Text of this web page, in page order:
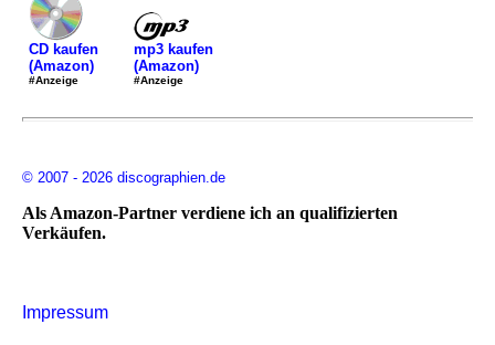
CD kaufen
(Amazon)
#Anzeige
mp3 kaufen
(Amazon)
#Anzeige
© 2007 - 2026 discographien.de
Als Amazon-Partner verdiene ich an qualifizierten
Verkäufen.
Impressum